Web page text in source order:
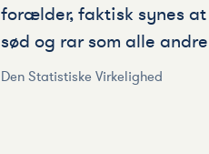
forælder, faktisk synes
sød og rar som alle
Den Statistiske Virkelighed